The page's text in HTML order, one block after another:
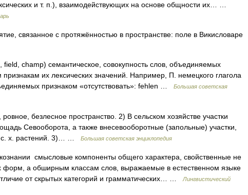
и т. п.), взаимодействующих на основе общности их… …
связанное с протяжённостью в пространстве: поле в Викисловаре
champ) семантическое, совокупность слов, объединяемых
их лексических значений. Например, П. немецкого глагола
признаком «отсутствовать»: fehlen …
Большая советская
безлесное пространство. 2) В сельском хозяйстве участки
Севооборота, а также внесевооборотные (запольные) участки,
с. х. растений. 3)… …
Большая советская энциклопедия
смысловые компоненты общего характера, свойственные не
форм, а обширным классам слов, выражаемые в естественном языке
от скрытых категорий и грамматических… …
Лингвистический